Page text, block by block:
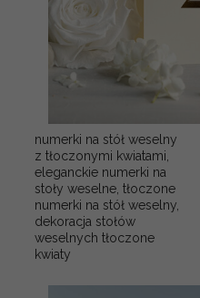
numerki na stół weselny
z tłoczonymi kwiatami,
eleganckie numerki na
stoły weselne, tłoczone
numerki na stół weselny,
dekoracja stołów
weselnych tłoczone
kwiaty